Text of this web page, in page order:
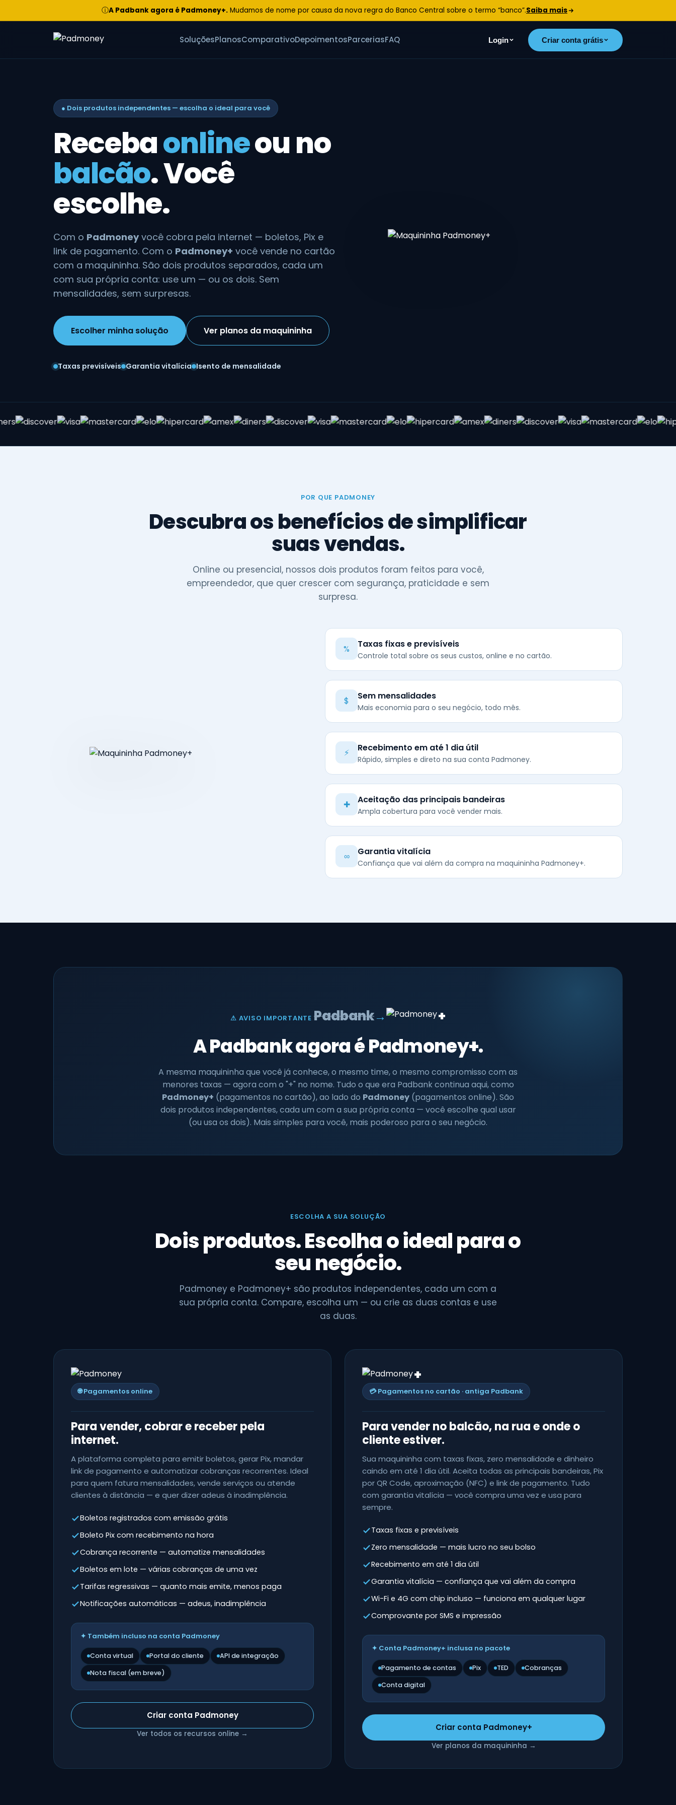
ⓘA Padbank agora é Padmoney+. Mudamos de nome por causa da nova regra do Banco Central sobre o termo “banco”.Saiba mais
SoluçõesPlanosComparativoDepoimentosParceriasFAQ Login Criar conta grátis
● Dois produtos independentes — escolha o ideal para você
Recebaonlineou no
balcão. Você
escolhe.
Com o Padmoneyvocê cobra pela internet — boletos, Pix e
link de pagamento. Com o Padmoney+ você vende no cartão
com a maquininha. São dois produtos separados, cada um
com sua própria conta: use um — ou os dois. Sem
mensalidades, sem surpresas.
Escolher minha solução Ver planos da maquininha
Taxas previsíveis Garantia vitalícia Isento de mensalidade
POR QUE PADMONEY
Descubra os benefícios de simplificar
suas vendas.
Online ou presencial, nossos dois produtos foram feitos para você,
empreendedor, que quer crescer com segurança, praticidade e sem
surpresa.
% Taxas fixas e previsíveis
Controle total sobre os seus custos, online e no cartão.
$ Sem mensalidades
Mais economia para o seu negócio, todo mês.
⚡ Recebimento em até 1 dia útil
Rápido, simples e direto na sua conta Padmoney.
✚ Aceitação das principais bandeiras
Ampla cobertura para você vender mais.
∞ Garantia vitalícia
Confiança que vai além da compra na maquininha Padmoney+.
⚠ AVISO IMPORTANTE Padbank→ +
A Padbank agora é Padmoney+.
A mesma maquininha que você já conhece, o mesmo time, o mesmo compromisso com as
menores taxas — agora com o "+" no nome. Tudo o que era Padbank continua aqui, como
Padmoney+ (pagamentos no cartão), ao lado do Padmoney (pagamentos online). São
dois produtos independentes, cada um com a sua própria conta — você escolhe qual usar
(ou usa os dois). Mais simples para você, mais poderoso para o seu negócio.
ESCOLHA A SUA SOLUÇÃO
Dois produtos. Escolha o ideal para o
seu negócio.
Padmoney e Padmoney+ são produtos independentes, cada um com a
sua própria conta. Compare, escolha um — ou crie as duas contas e use
as duas.
🌐 Pagamentos online
Para vender, cobrar e receber pela
internet.
A plataforma completa para emitir boletos, gerar Pix, mandar
link de pagamento e automatizar cobranças recorrentes. Ideal
para quem fatura mensalidades, vende serviços ou atende
clientes à distância — e quer dizer adeus à inadimplência.
Boletos registrados com emissão grátis
Boleto Pix com recebimento na hora
Cobrança recorrente — automatize mensalidades
Boletos em lote — várias cobranças de uma vez
Tarifas regressivas — quanto mais emite, menos paga
Notificações automáticas — adeus, inadimplência
✦ Também incluso na conta Padmoney
Conta virtual Portal do cliente
API de integração
Nota fiscal (em breve)
Criar conta Padmoney
Ver todos os recursos online →
+
💳 Pagamentos no cartão · antiga Padbank
Para vender no balcão, na rua e onde o
cliente estiver.
Sua maquininha com taxas fixas, zero mensalidade e dinheiro
caindo em até 1 dia útil. Aceita todas as principais bandeiras, Pix
por QR Code, aproximação (NFC) e link de pagamento. Tudo
com garantia vitalícia — você compra uma vez e usa para
sempre.
Taxas fixas e previsíveis
Zero mensalidade — mais lucro no seu bolso
Recebimento em até 1 dia útil
Garantia vitalícia — confiança que vai além da compra
Wi-Fi e 4G com chip incluso — funciona em qualquer lugar
Comprovante por SMS e impressão
✦ Conta Padmoney+ inclusa no pacote
Pagamento de contas Pix TED
Cobranças
Conta digital
Criar conta Padmoney+
Ver planos da maquininha →